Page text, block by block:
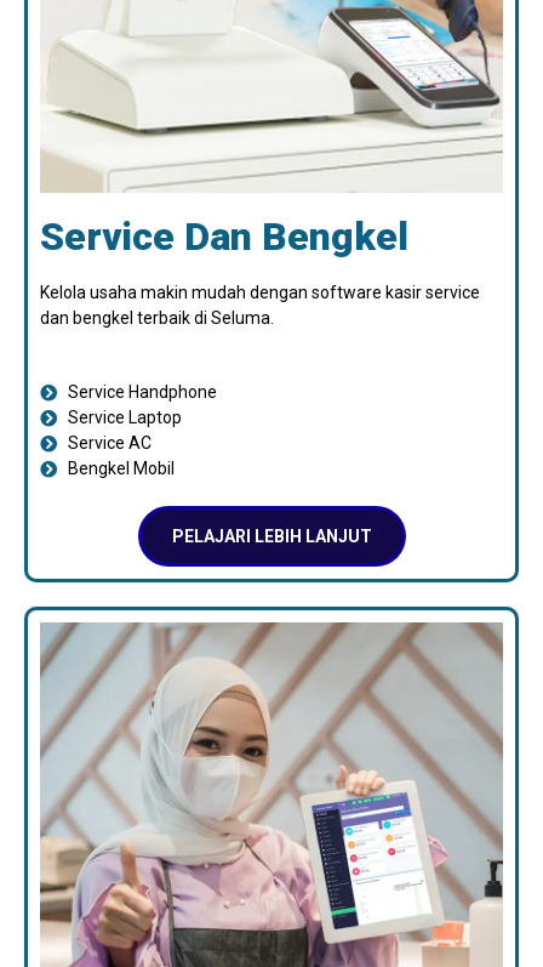
Service Dan Bengkel
Kelola usaha makin mudah dengan software kasir service
dan bengkel terbaik di Seluma.
Service Handphone
Service Laptop
Service AC
Bengkel Mobil
PELAJARI LEBIH LANJUT